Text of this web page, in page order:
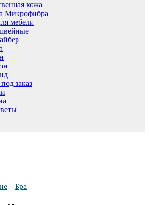
кожа
Микрофибра
мебели
заказ
Бра